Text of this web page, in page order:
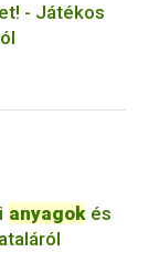
- Játékos
anyagok és